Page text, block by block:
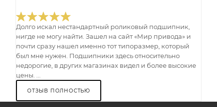
Долго искал нестандартный роликовый подшипник,
нигде не могу найти. Зашел на сайт «Мир привода» и
почти сразу нашел именно тот типоразмер, который
был мне нужен. Подшипники здесь относительно
недорогие, в других магазинах видел и более высокие
цены. ...
ОТЗЫВ ПОЛНОСТЬЮ